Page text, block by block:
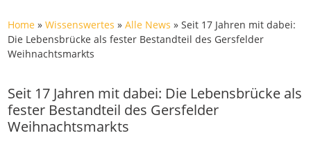
Home »Wissenswertes »Alle News »Seit 17 Jahren mit dabei:
Die Lebensbrücke als fester Bestandteil des Gersfelder
Weihnachtsmarkts
Seit 17 Jahren mit dabei: Die Lebensbrücke als
fester Bestandteil des Gersfelder
Weihnachtsmarkts